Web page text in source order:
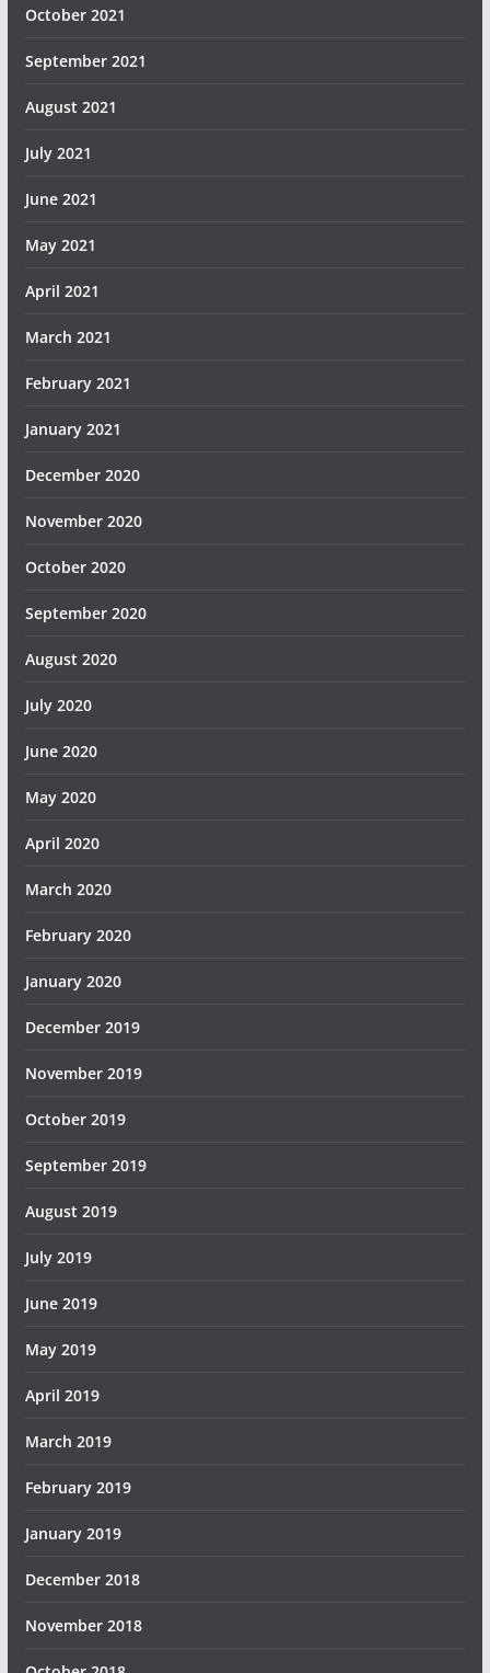
October 2021
September 2021
August 2021
July 2021
June 2021
May 2021
April 2021
March 2021
February 2021
January 2021
December 2020
November 2020
October 2020
September 2020
August 2020
July 2020
June 2020
May 2020
April 2020
March 2020
February 2020
January 2020
December 2019
November 2019
October 2019
September 2019
August 2019
July 2019
June 2019
May 2019
April 2019
March 2019
February 2019
January 2019
December 2018
November 2018